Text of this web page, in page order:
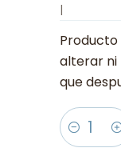
alterar ni
que
Cantidad